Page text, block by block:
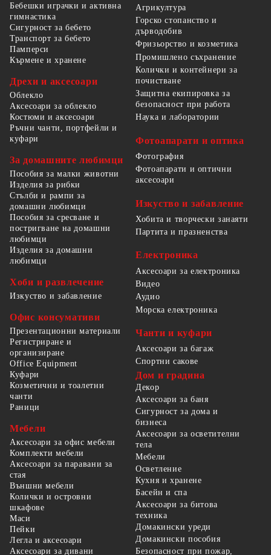
Бебешки играчки и активна
гимнастика
Сигурност за бебето
Транспорт за бебето
Памперси
Кърмене и хранене
Дрехи и аксесоари
Облекло
Аксесоари за облекло
Костюми и аксесоари
Ръчни чанти, портфейли и
куфари
За домашните любимци
Пособия за малки животни
Изделия за рибки
Стълби и рампи за
домашни любимци
Пособия за сресване и
постригване на домашни
любимци
Изделия за домашни
любимци
Хоби и развлечение
Изкуство и забавление
Офис консумативи
Презентационни материали
Регистриране и
организиране
Office Equipment
Агрикултура
Горско стопанство и
дърводобив
Фризьорство и козметика
Промишлено съхранение
Колички и контейнери за
почистване
Защитна екипировка за
безопасност при работа
Наука и лаборатории
Фотоапарати и оптика
Фотография
Фотоапарати и оптични
аксесоари
Изкуство и забавление
Хобита и творчески занаяти
Партита и празненства
Електроника
Аксесоари за електроника
Видео
Аудио
Морска електроника
Чанти и куфари
Аксесоари за багаж
Спортни сакове
Куфари
Козметични и тоалетни
чанти
Раници
Мебели
Аксесоари за офис мебели
Комплекти мебели
Аксесоари за паравани за
стая
Външни мебели
Колички и островни
шкафове
Маси
Пейки
Легла и аксесоари
Аксесоари за дивани
Дом и градина
Декор
Аксесоари за баня
Сигурност за дома и
бизнеса
Аксесоари за осветителни
тела
Мебели
Осветление
Кухня и хранене
Басейн и спа
Аксесоари за битова
техника
Домакински уреди
Домакински пособия
Безопасност при пожар,